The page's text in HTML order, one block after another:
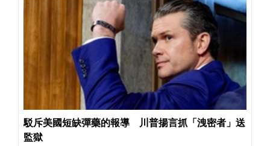
駁斥美國短缺彈藥的報導 川普揚言抓「洩密者」送
監獄